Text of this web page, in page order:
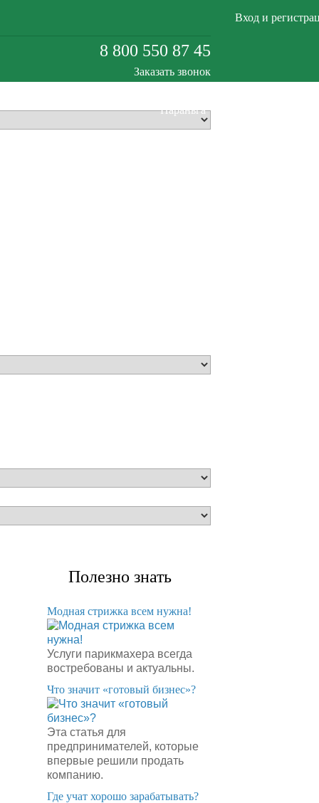
Параньга
Вход и
8 800 550 87 45
Заказать звонок
Полезно знать
Модная стрижка всем нужна!
Услуги парикмахера всегда
востребованы и актуальны.
​Что значит «готовый бизнес»?
Эта статья для
предпринимателей, которые
впервые решили продать
компанию.
​Где учат хорошо зарабатывать?